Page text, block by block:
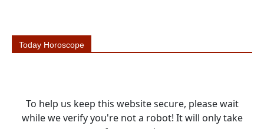
Today Horoscope